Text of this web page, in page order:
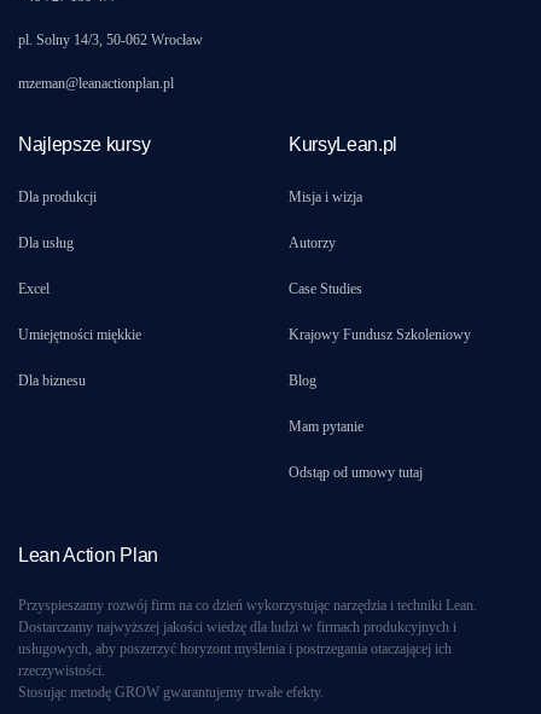
pl. Solny 14/3, 50-062 Wrocław
mzeman@leanactionplan.pl
Najlepsze kursy
Dla produkcji
Dla usług
Excel
Umiejętności miękkie
Dla biznesu
KursyLean.pl
Misja i wizja
Autorzy
Case Studies
Krajowy Fundusz Szkoleniowy
Blog
Mam pytanie
Odstąp od umowy tutaj
Lean Action Plan
Przyspieszamy rozwój firm na co dzień wykorzystując narzędzia i techniki Lean.
Dostarczamy najwyższej jakości wiedzę dla ludzi w firmach produkcyjnych i
usługowych, aby poszerzyć horyzont myślenia i postrzegania otaczającej ich
rzeczywistości.
Stosując metodę GROW gwarantujemy trwałe efekty.